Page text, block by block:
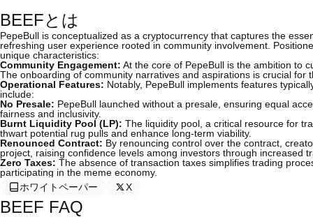
BEEFとは
PepeBull is conceptualized as a cryptocurrency that captures the
refreshing user experience rooted in community involvement.
unique characteristics:
Community Engagement: At the core of PepeBull is the ambition to
The onboarding of community narratives and aspirations is crucial for
Operational Features: Notably, PepeBull implements features
include:
No Presale: PepeBull launched without a presale, ensuring equal
fairness and inclusivity.
Burnt Liquidity Pool (LP): The liquidity pool, a critical resource for
thwart potential rug pulls and enhance long-term viability.
Renounced Contract: By renouncing control over the contract,
project, raising confidence levels among investors through increased
Zero Taxes: The absence of transaction taxes simplifies trading
participating in the meme economy.
ホワイトペーパー
X
BEEF FAQ